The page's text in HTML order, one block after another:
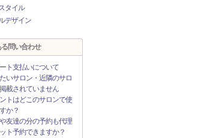
タイル
デザイン
る問い合わせ
ト支払いについて
いサロン・近隣のサロ
載されていません
トはどこのサロンで使
か？
友達の分の予約も代理
ト予約できますか？